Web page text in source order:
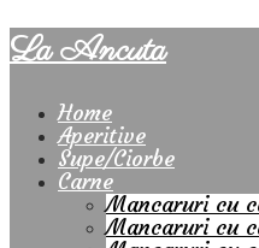
La Ancuta
Home
Aperitive
Supe/Ciorbe
Carne
Mancaruri cu
Mancaruri cu